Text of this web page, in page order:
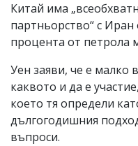
Китай има
партньорство“ с Иран
процента от петрола
Уен заяви, че е малко
каквото и да е
което тя определи
дългогодишния
въпроси.